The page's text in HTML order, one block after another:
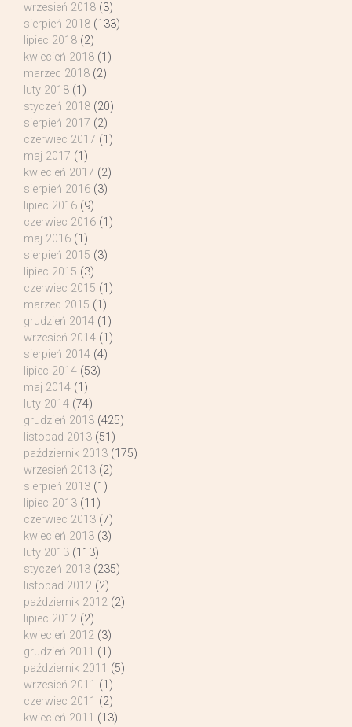
wrzesień 2018 (3)
sierpień 2018 (133)
lipiec 2018 (2)
kwiecień 2018 (1)
marzec 2018 (2)
luty 2018 (1)
styczeń 2018 (20)
sierpień 2017 (2)
czerwiec 2017 (1)
maj 2017 (1)
kwiecień 2017 (2)
sierpień 2016 (3)
lipiec 2016 (9)
czerwiec 2016 (1)
maj 2016 (1)
sierpień 2015 (3)
lipiec 2015 (3)
czerwiec 2015 (1)
marzec 2015 (1)
grudzień 2014 (1)
wrzesień 2014 (1)
sierpień 2014 (4)
lipiec 2014 (53)
maj 2014 (1)
luty 2014 (74)
grudzień 2013 (425)
listopad 2013 (51)
październik 2013 (175)
wrzesień 2013 (2)
sierpień 2013 (1)
lipiec 2013 (11)
czerwiec 2013 (7)
kwiecień 2013 (3)
luty 2013 (113)
styczeń 2013 (235)
listopad 2012 (2)
październik 2012 (2)
lipiec 2012 (2)
kwiecień 2012 (3)
grudzień 2011 (1)
październik 2011 (5)
wrzesień 2011 (1)
czerwiec 2011 (2)
kwiecień 2011 (13)